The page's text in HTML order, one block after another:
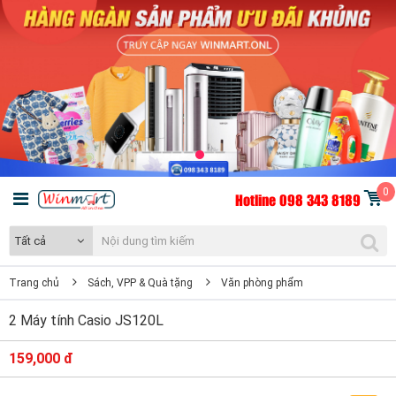
Hotline 098 343 8189 0
Tất cả
Trang chủ Sách, VPP & Quà tặng Văn phòng phẩm
2 Máy tính Casio JS120L
159,000 đ